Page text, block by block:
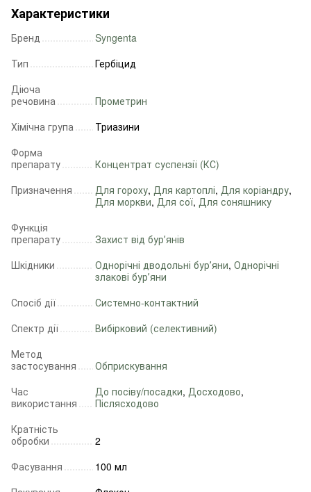
Характеристики
Бренд
Syngenta
Тип
Гербіцид
Діюча
речовина
Прометрин
Хімічна група
Триазини
Форма
препарату
Концентрат суспензії (КС)
Призначення
Для гороху, Для картоплі, Для коріандру,
Для моркви, Для сої, Для соняшнику
Функція
препарату
Захист від бурʼянів
Шкідники
Однорічні дводольні бурʼяни, Однорічні
злакові бурʼяни
Спосіб дії
Системно-контактний
Спектр дії
Вибірковий (селективний)
Метод
застосування
Обприскування
Час
використання
До посіву/посадки, Досходово,
Післясходово
Кратність
обробки
2
Фасування
100 мл